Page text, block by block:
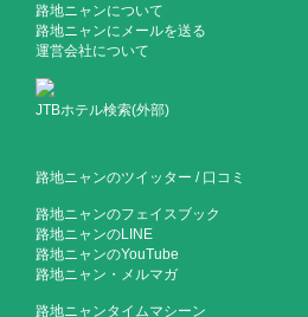
路地ニャンについて
路地ニャンにメールを送る
運営会社について
JTBホテル検索(外部)
路地ニャンのツイッター / 口コミ
路地ニャンのフェイスブック
路地ニャンのLINE
路地ニャンのYouTube
路地ニャン・メルマガ
路地ニャンタイムマシーン